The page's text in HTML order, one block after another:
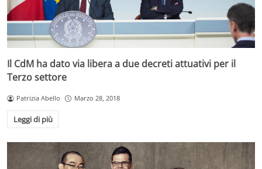
Il CdM ha dato via libera a due decreti attuativi per il
Terzo settore
Patrizia Abello Marzo 28, 2018
Leggi di più